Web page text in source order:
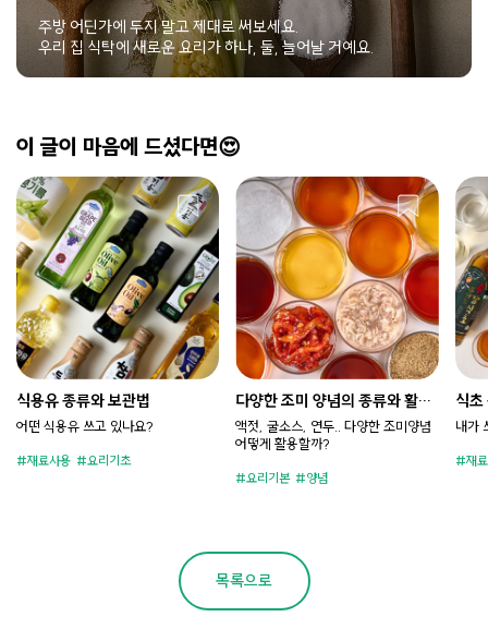
주방 어딘가에 두지 말고 제대로 써보세요.
우리 집 식탁에 새로운 요리가 하나, 둘, 늘어날 거예요.
이 글이 마음에 드셨다면😍
식용유 종류와 보관법
어떤 식용유 쓰고 있나요?​
재료사용 요리기초
다양한 조미 양념의 종류와 활용
법
액젓, 굴소스, 연두.. 다양한 조미양념
어떻게 활용할까?
요리기본 양념
식초
내가
재
목록으로